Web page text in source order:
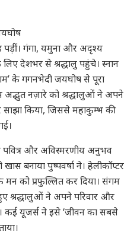
पड़ीं। गंगा, यमुना और अदृश्य
देशभर से श्रद्धालु पहुंचे। स्नान
के गगनभेदी जयघोष से पूरा
अद्भुत नज़ारे को श्रद्धालुओं ने अपने
किया, जिससे महाकुम्भ की
पवित्र और अविस्मरणीय अनुभव
बनाया पुष्पवर्षा ने। हेलीकॉप्टर
मन को प्रफुल्लित कर दिया। संगम
श्रद्धालुओं ने अपने परिवार और
कई यूजर्स ने इसे ‘जीवन का सबसे